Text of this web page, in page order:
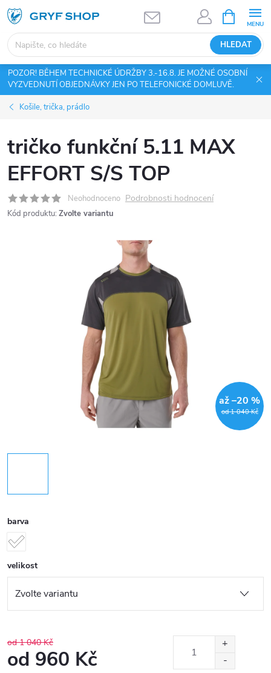
Přejít
na
obsah
HLEDAT
NÁKUPNÍ
KOŠÍK
POZOR! BĚHEM TECHNICKÉ ÚDRŽBY 3.-16.8. JE MOŽNÉ OSOBNÍ
VYZVEDNUTÍ OBJEDNÁVKY JEN PO TELEFONICKÉ DOMLUVĚ.
Košile, trička, prádlo
tričko funkční 5.11 MAX
EFFORT S/S TOP
Neohodnoceno Podrobnosti hodnocení
Kód produktu: Zvolte variantu
od 1 040 Kč
až –20 %
barva
velikost
od 1 040 Kč
od 960 Kč